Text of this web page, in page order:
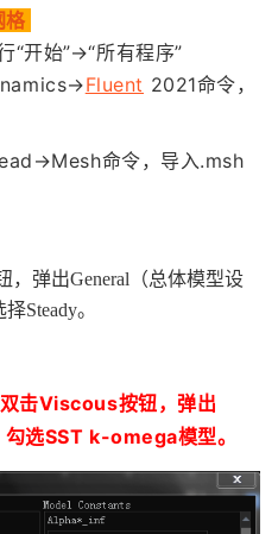
格
“开始”→“所有程序”
Fluent 2021命令，
命令，导入.msh
，弹出General（总体模型设
Steady。
击Viscous按钮，弹出
勾选SST k-omega模型。